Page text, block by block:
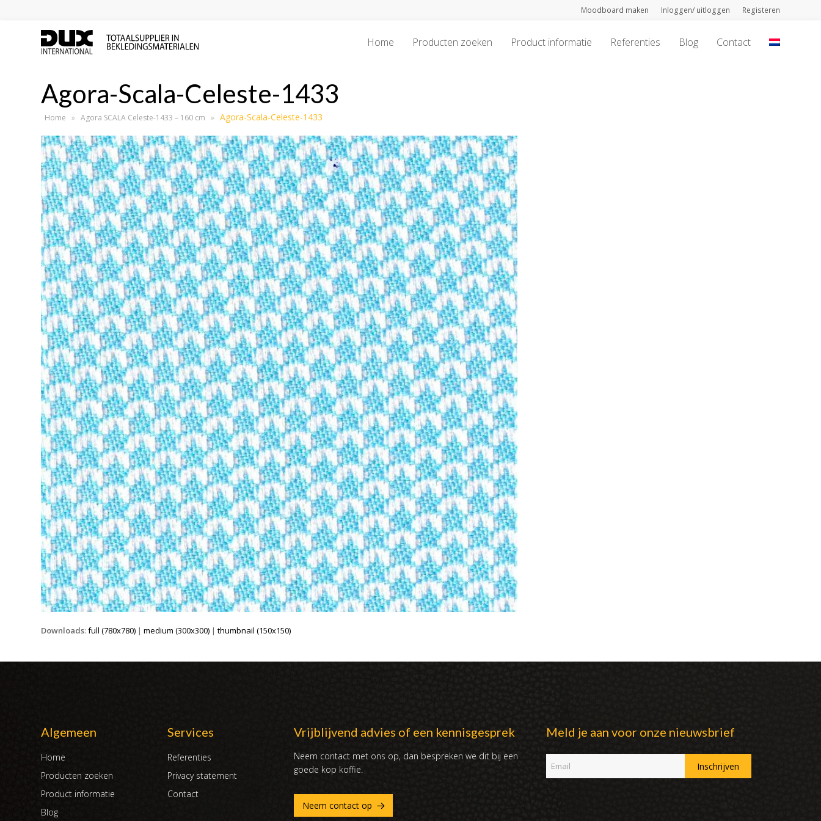
Moodboard maken Inloggen/ uitloggen Registeren
Home Producten zoeken Product informatie Referenties Blog Contact
Agora-Scala-Celeste-1433
Home » Agora SCALA Celeste-1433 – 160 cm » Agora-Scala-Celeste-1433
Downloads:full (780x780) |medium (300x300) |thumbnail (150x150)
Algemeen
Home
Producten zoeken
Product informatie
Blog
Services
Referenties
Privacy statement
Contact
Vrijblijvend advies of een kennisgesprek
Neem contact met ons op, dan bespreken we dit bij een
goede kop koffie.
Neem contact op
Meld je aan voor onze nieuwsbrief